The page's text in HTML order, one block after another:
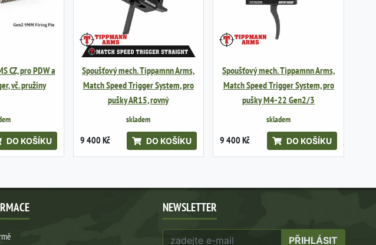
CZ, pro PDW a
vč. pružiny
DO KOŠÍKU
Spoušťový mech. Tippamnn Arms,
Match Speed Trigger System, pro
pušky AR15, rovný
skladem
9 400 Kč DO KOŠÍKU
Spoušťový mech. Tippamnn Arms,
Match Speed Trigger System, pro
pušky M4-22 Gen2/3
skladem
9 400 Kč DO KOŠÍKU
NEWSLETTER
PŘIHLÁSIT